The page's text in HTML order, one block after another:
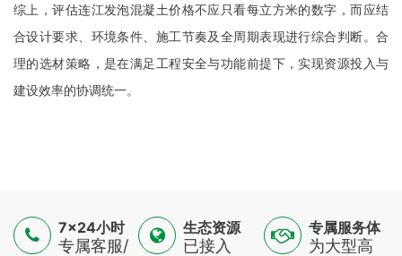
综上，评估连江发泡混凝土价格不应只看每立方米的数字，而应结
合设计要求、环境条件、施工节奏及全周期表现进行综合判断。合
理的选材策略，是在满足工程安全与功能前提下，实现资源投入与
建设效率的协调统一。
7×24小时
服务
专属客服/
生态资源
已接入
专属服务体
验
为大型高